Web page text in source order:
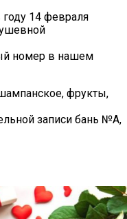
14 февраля
номер в нашем
фрукты,
записи бань №А,